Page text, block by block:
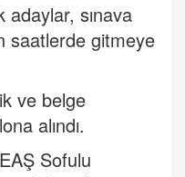
adaylar, sınava
saatlerde gitmeye
ve belge
alındı.
Sofulu